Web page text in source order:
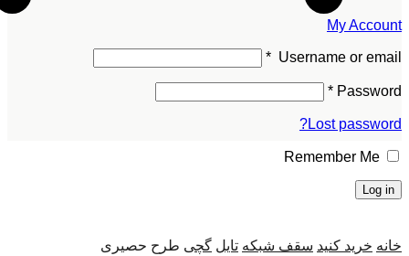
My Account
Username or email
*
Password
*
Lost password?
Remember Me
Log in
خانه خرید کنید سقف شبکه تایل گچی طرح حصیری